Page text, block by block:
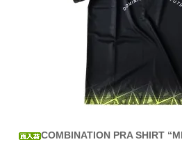
COMBINATION PRA SHIRT